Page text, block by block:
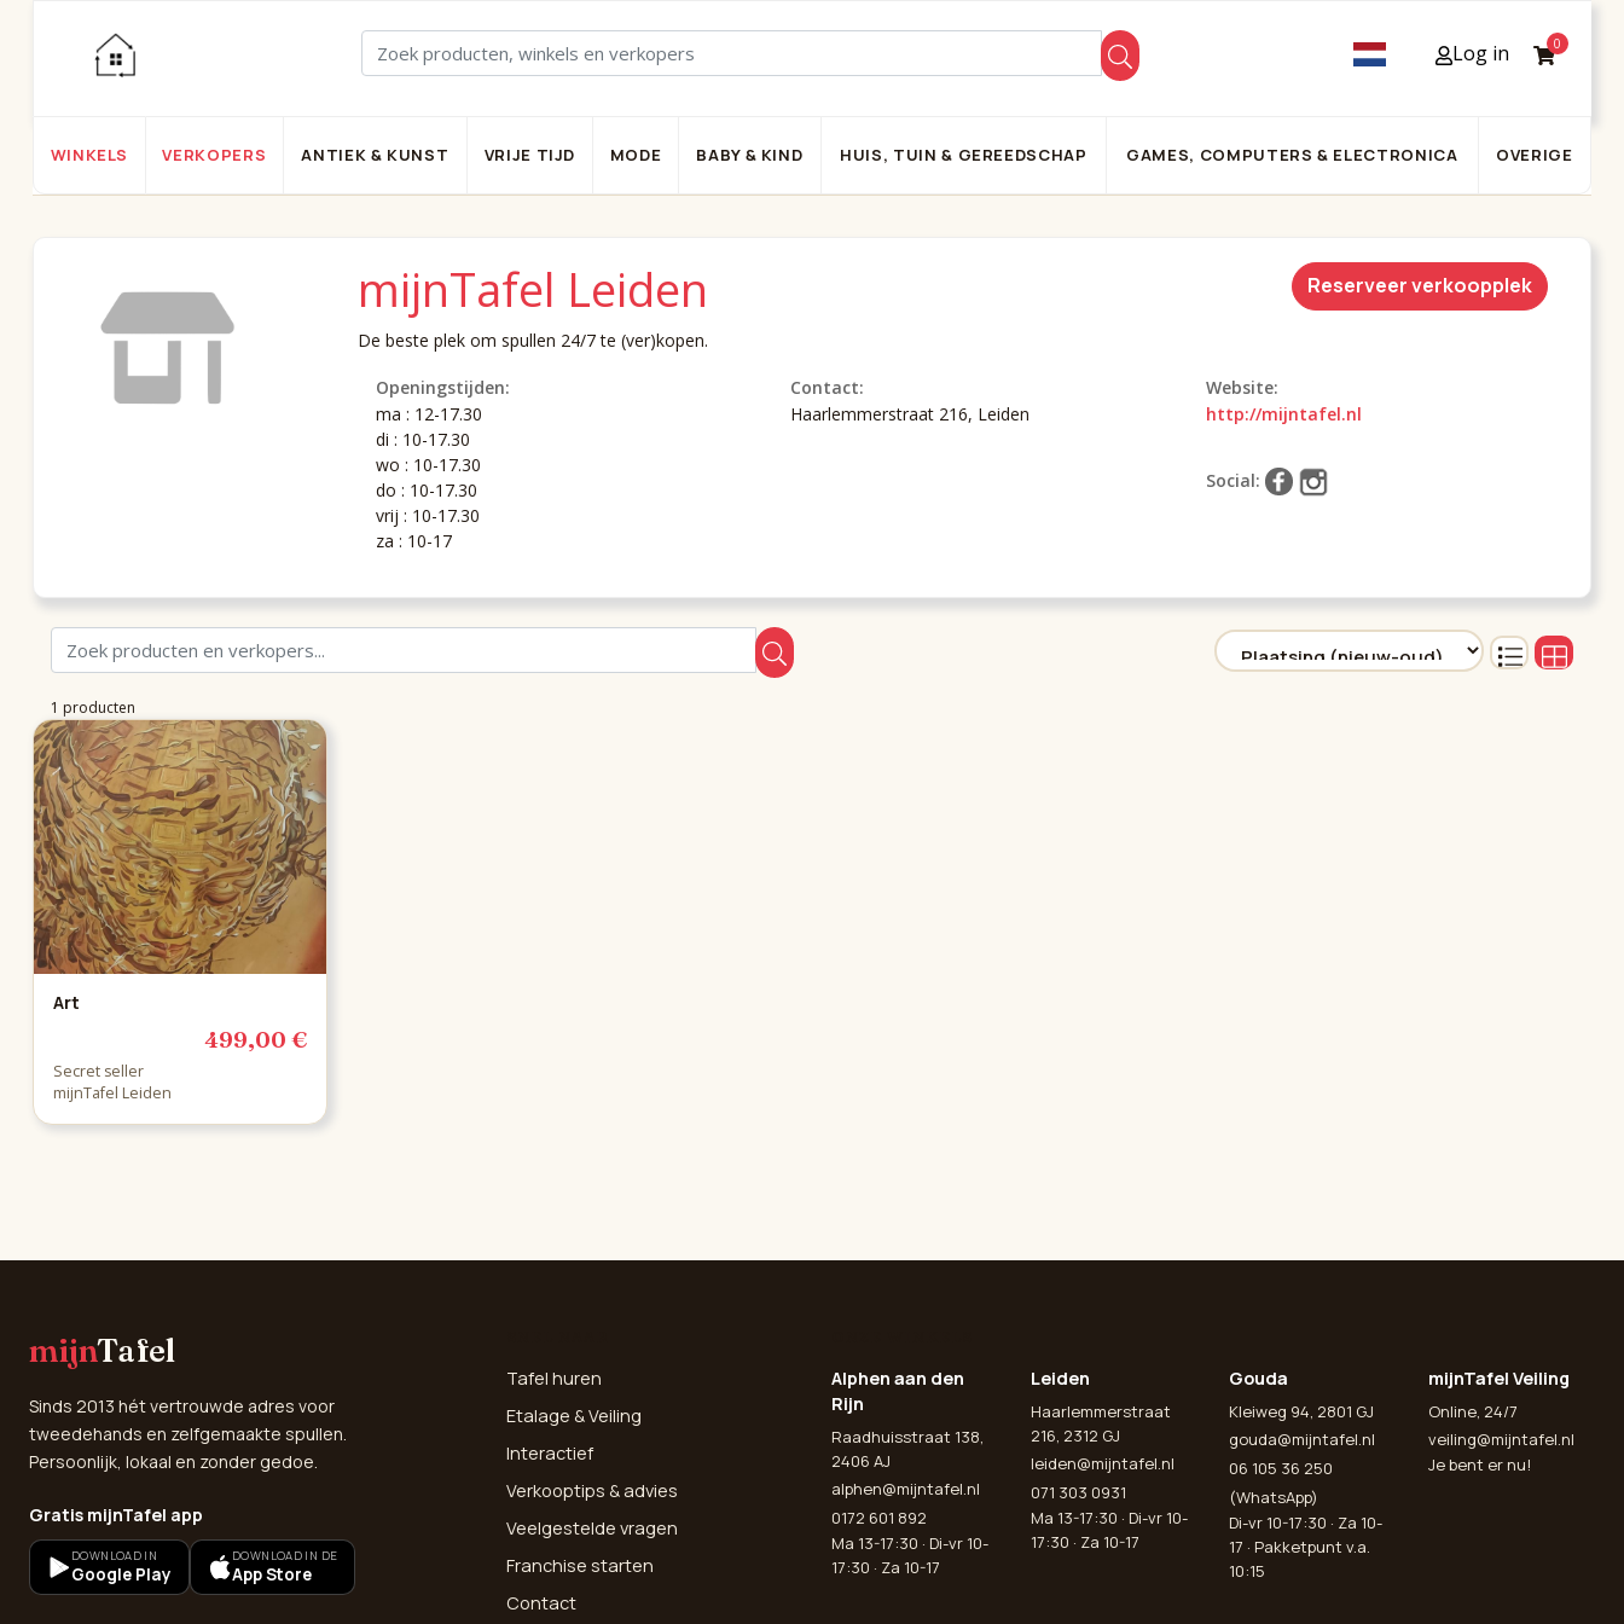
Log in 0
WINKELS VERKOPERS ANTIEK & KUNST VRIJE TIJD MODE BABY & KIND HUIS, TUIN & GEREEDSCHAP GAMES, COMPUTERS & ELECTRONICA OVERIGE
mijnTafel Leiden Reserveer verkoopplek
De beste plek om spullen 24/7 te (ver)kopen.
Openingstijden:
ma : 12-17.30
di : 10-17.30
wo : 10-17.30
do : 10-17.30
vrij : 10-17.30
za : 10-17
Contact:
Haarlemmerstraat 216, Leiden
Website:
http://mijntafel.nl
Social:
1 producten
Art
499,00 €
Secret seller
mijnTafel Leiden
mijnTafel
Sinds 2013 hét vertrouwde adres voor
tweedehands en zelfgemaakte spullen.
Persoonlijk, lokaal en zonder gedoe.
Gratis mijnTafel app
DOWNLOAD IN
Google Play
DOWNLOAD IN DE
App Store
Tafel huren
Etalage & Veiling
Interactief
Verkooptips & advies
Veelgestelde vragen
Franchise starten
Contact
Alphen aan den
Rijn
Raadhuisstraat 138,
2406 AJ
alphen@mijntafel.nl
0172 601 892
Ma 13-17:30 · Di-vr 10-
17:30 · Za 10-17
Leiden
Haarlemmerstraat
216, 2312 GJ
leiden@mijntafel.nl
071 303 0931
Ma 13-17:30 · Di-vr 10-
17:30 · Za 10-17
Gouda
Kleiweg 94, 2801 GJ
gouda@mijntafel.nl
06 105 36 250
(WhatsApp)
Di-vr 10-17:30 · Za 10-
17 · Pakketpunt v.a.
10:15
mijnTafel Veiling
Online, 24/7
veiling@mijntafel.nl
Je bent er nu!